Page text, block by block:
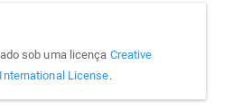
sob uma licença Creative
License.